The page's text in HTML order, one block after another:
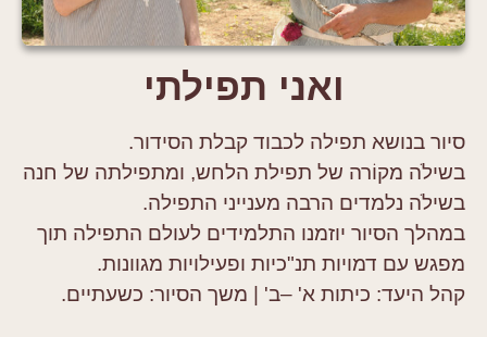
ואני תפילתי
סיור בנושא תפילה לכבוד קבלת הסידור.
בשילֹה מקוֹרה של תפילת הלחש, ומתפילתה של חנה
בשילֹה נלמדים הרבה מענייני התפילה.
במהלך הסיור יוזמנו התלמידים לעולם התפילה תוך
מפגש עם דמויות תנ"כיות ופעילויות מגוונות.
קהל היעד: כיתות א' –ב' | משך הסיור: כשעתיים.